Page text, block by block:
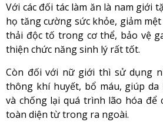
Với các đối tác làm ăn là nam giới
họ tăng cường sức khỏe, giảm
thải độc tố trong cơ thể, bảo vệ
thiện chức năng sinh lý rất tốt.
Còn đối với nữ giới thì sử dụng
thông khí huyết, bổ máu, giúp
và chống lại quá trình lão hóa để
toàn diện từ trong ra ngoài.